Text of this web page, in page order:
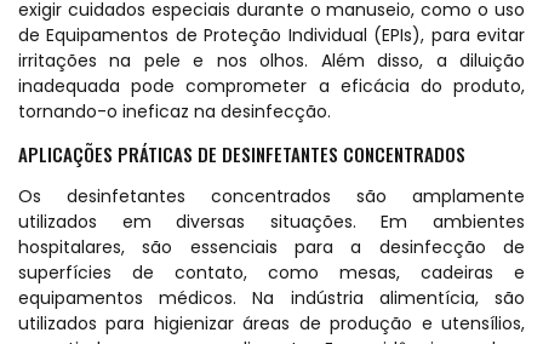
exigir cuidados especiais durante o manuseio, como o uso
de Equipamentos de Proteção Individual (EPIs), para evitar
irritações na pele e nos olhos. Além disso, a diluição
inadequada pode comprometer a eficácia do produto,
tornando-o ineficaz na desinfecção.
APLICAÇÕES PRÁTICAS DE DESINFETANTES CONCENTRADOS
Os desinfetantes concentrados são amplamente
utilizados em diversas situações. Em ambientes
hospitalares, são essenciais para a desinfecção de
superfícies de contato, como mesas, cadeiras e
equipamentos médicos. Na indústria alimentícia, são
utilizados para higienizar áreas de produção e utensílios,